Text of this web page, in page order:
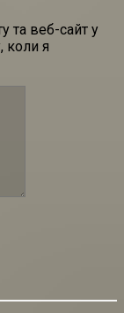
та веб-сайт у
коли я